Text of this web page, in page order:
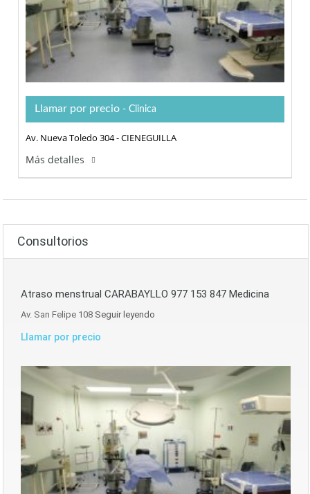
Llamar por precio - Clinica
Av. Nueva Toledo 304 - CIENEGUILLA
Más detalles
Consultorios
Atraso menstrual CARABAYLLO 977 153 847 Medicina
Av. San Felipe 108 Seguir leyendo
Llamar por precio